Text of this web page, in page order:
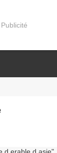
Publicité